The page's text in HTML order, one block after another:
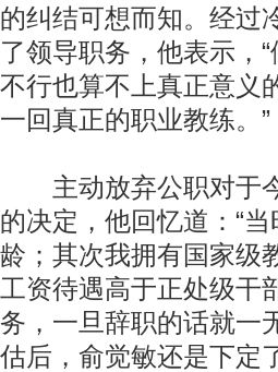
的纠结可想而知。经过
了领导职务，他表示，
不行也算不上真正意义
一回真正的职业教练。”
主动放弃公职对于今
的决定，他回忆道：“
龄；其次我拥有国家级
工资待遇高于正处级干
务，一旦辞职的话就一
估后，俞觉敏还是下定